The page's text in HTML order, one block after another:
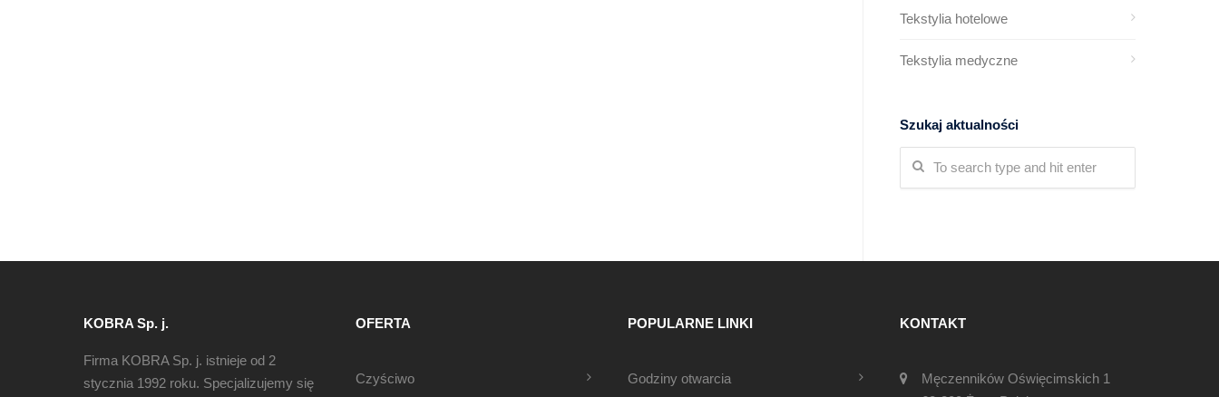
Tekstylia hotelowe
Tekstylia medyczne
Szukaj aktualności
KOBRA Sp. j.
Firma KOBRA Sp. j. istnieje od 2
stycznia 1992 roku. Specjalizujemy się
OFERTA
Czyściwo
POPULARNE LINKI
Godziny otwarcia
KONTAKT
Męczenników Oświęcimskich 1